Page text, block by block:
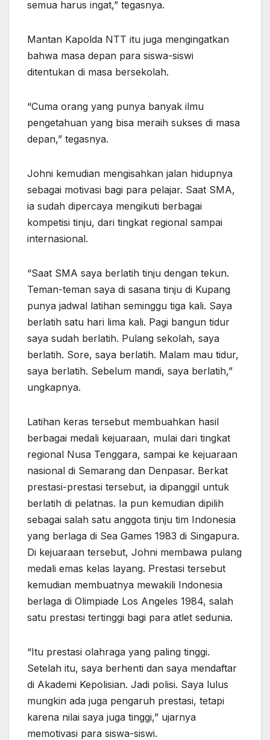
semua harus ingat,” tegasnya.
Mantan Kapolda NTT itu juga mengingatkan
bahwa masa depan para siswa-siswi
ditentukan di masa bersekolah.
“Cuma orang yang punya banyak ilmu
pengetahuan yang bisa meraih sukses di masa
depan,” tegasnya.
Johni kemudian mengisahkan jalan hidupnya
sebagai motivasi bagi para pelajar. Saat SMA,
ia sudah dipercaya mengikuti berbagai
kompetisi tinju, dari tingkat regional sampai
internasional.
“Saat SMA saya berlatih tinju dengan tekun.
Teman-teman saya di sasana tinju di Kupang
punya jadwal latihan seminggu tiga kali. Saya
berlatih satu hari lima kali. Pagi bangun tidur
saya sudah berlatih. Pulang sekolah, saya
berlatih. Sore, saya berlatih. Malam mau tidur,
saya berlatih. Sebelum mandi, saya berlatih,”
ungkapnya.
Latihan keras tersebut membuahkan hasil
berbagai medali kejuaraan, mulai dari tingkat
regional Nusa Tenggara, sampai ke kejuaraan
nasional di Semarang dan Denpasar. Berkat
prestasi-prestasi tersebut, ia dipanggil untuk
berlatih di pelatnas. Ia pun kemudian dipilih
sebagai salah satu anggota tinju tim Indonesia
yang berlaga di Sea Games 1983 di Singapura.
Di kejuaraan tersebut, Johni membawa pulang
medali emas kelas layang. Prestasi tersebut
kemudian membuatnya mewakili Indonesia
berlaga di Olimpiade Los Angeles 1984, salah
satu prestasi tertinggi bagi para atlet sedunia.
“Itu prestasi olahraga yang paling tinggi.
Setelah itu, saya berhenti dan saya mendaftar
di Akademi Kepolisian. Jadi polisi. Saya lulus
mungkin ada juga pengaruh prestasi, tetapi
karena nilai saya juga tinggi,” ujarnya
memotivasi para siswa-siswi.